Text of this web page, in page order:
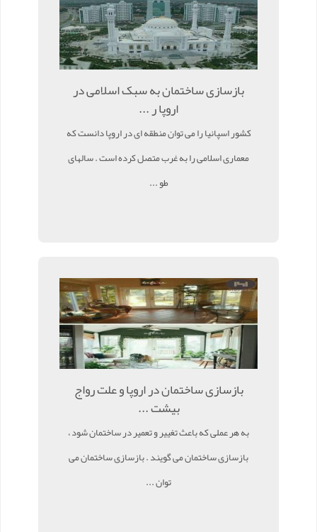
بازسازی ساختمان به سبک اسلامی در
اروپا ر ...
کشور اسپانیا را می توان منطقه ای در اروپا دانست که
معماری اسلامی را به غرب متصل کرده است . سالهای
طو ...
بازسازی ساختمان در اروپا و علت رواج
بیشت ...
به هر عملی که باعث تغییر و تعمیر در ساختمان شود ،
بازسازی ساختمان می گویند . بازسازی ساختمان می
توان ...